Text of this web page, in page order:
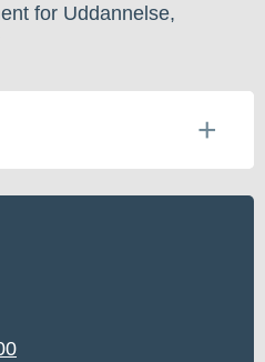
for Uddannelse,